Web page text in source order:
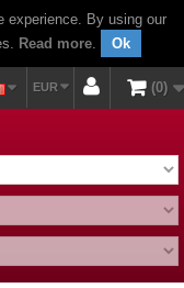
experience. By using our
Read more. Ok
0
EUR